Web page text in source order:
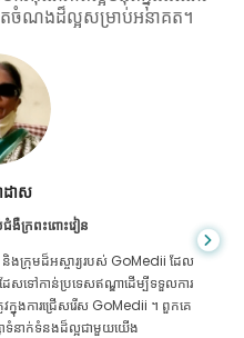
ើតចំណងដ៏ល្អសម្រាប់អនាគត។
ដាស
ងឺក្រពះពោះវៀន
ក្រុមដ៏អស្ចារ្យរបស់ GoMedii ដែល
ដែសទៅកាន់ប្រទេសឥណ្ឌាដើម្បីទទួលការ
វក្នុងការជ្រើសរើស GoMedii ។ ពួកគេ
សាទំនាក់ទំនងដ៏ល្អជាមួយយើង